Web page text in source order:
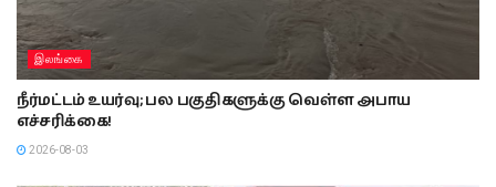
இலங்கை
நீர்மட்டம் உயர்வு; பல பகுதிகளுக்கு வெள்ள அபாய
எச்சரிக்கை!
2026-08-03